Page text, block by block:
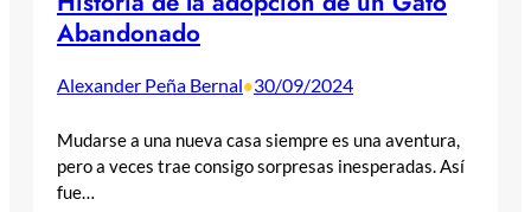
Abandonado
Alexander Peña Bernal•30/09/2024
Mudarse a una nueva casa siempre es una aventura,
pero a veces trae consigo sorpresas inesperadas. Así
fue…